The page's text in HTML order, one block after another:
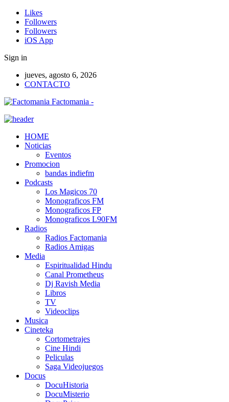
Likes
Followers
Followers
iOS App
Sign in
jueves, agosto 6, 2026
CONTACTO
Factomania -
HOME
Noticias
Eventos
Promocion
bandas indiefm
Podcasts
Los Magicos 70
Monograficos FM
Monograficos FP
Monograficos L90FM
Radios
Radios Factomania
Radios Amigas
Media
Espiritualidad Hindu
Canal Prometheus
Dj Ravish Media
Libros
TV
Videoclips
Musica
Cineteka
Cortometrajes
Cine Hindi
Peliculas
Saga Videojuegos
Docus
DocuHistoria
DocuMisterio